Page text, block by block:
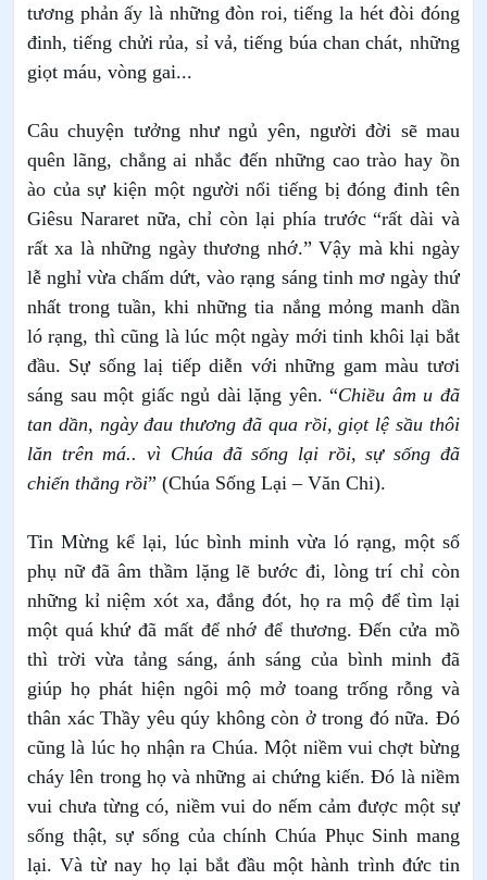
tương phản ấy là những đòn roi, tiếng la hét đòi đóng
đinh, tiếng chửi rủa, sỉ vả, tiếng búa chan chát, những
giọt máu, vòng gai...
Câu chuyện tưởng như ngủ yên, người đời sẽ mau
quên lãng, chẳng ai nhắc đến những cao trào hay ồn
ào của sự kiện một người nổi tiếng bị đóng đinh tên
Giêsu Nararet nữa, chỉ còn lại phía trước “rất dài và
rất xa là những ngày thương nhớ.” Vậy mà khi ngày
lễ nghỉ vừa chấm dứt, vào rạng sáng tinh mơ ngày thứ
nhất trong tuần,khi những tia nắng mỏng manh dần
ló rạng, thì cũng là lúc một ngày mới tinh khôi lại bắt
đầu. Sự sống laị tiếp diễn với những gam màu tươi
sáng sau một giấc ngủ dài lặng yên. “Chiều âm u đã
tan dần, ngày đau thương đã qua rồi, giọt lệ sầu thôi
lăn trên má.. vì Chúa đã sống lại rồi, sự sống đã
chiến thắng rồi” (Chúa Sống Lại – Văn Chi).
Tin Mừng kể lại, lúc bình minh vừa ló rạng, một số
phụ nữ đã âm thầm lặng lẽ bước đi, lòng trí chỉ còn
những kỉ niệm xót xa, đắng đót, họ ra mộ để tìm lại
một quá khứ đã mất để nhớ để thương. Đến cửa mồ
thì trời vừa tảng sáng, ánh sáng của bình minh đã
giúp họ phát hiện ngôi mộ mở toang trống rỗng và
thân xác Thầy yêu qúy không còn ở trong đó nữa. Đó
cũng là lúc họ nhận ra Chúa. Một niềm vui chợt bừng
cháy lên trong họ và những ai chứng kiến. Đó là niềm
vui chưa từng có, niềm vui do nếm cảm được một sự
sống thật, sự sống của chính Chúa Phục Sinh mang
lại. Và từ nay họ lại bắt đầu một hành trình đức tin